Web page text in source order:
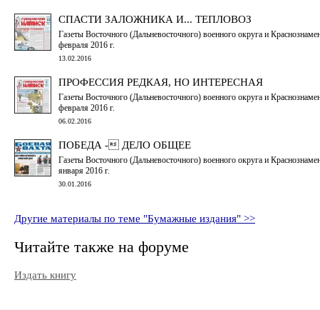
СПАСТИ ЗАЛОЖНИКА И... ТЕПЛОВОЗ
Газеты Восточного (Дальневосточного) военного округа и
февраля 2016 г.
13.02.2016
ПРОФЕССИЯ РЕДКАЯ, НО ИНТЕРЕСНАЯ
Газеты Восточного (Дальневосточного) военного округа и
февраля 2016 г.
06.02.2016
ПОБЕДА - ДЕЛО ОБЩЕЕ
Газеты Восточного (Дальневосточного) военного округа и
января 2016 г.
30.01.2016
Другие материалы по теме "Бумажные издания" >>
Читайте также на форуме
Издать книгу